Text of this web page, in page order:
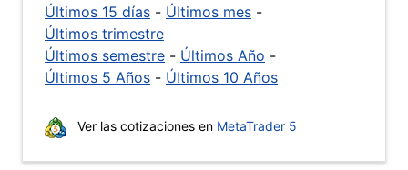
Últimos 15 días - Últimos mes -
Últimos trimestre
Últimos semestre - Últimos Año -
Últimos 5 Años - Últimos 10 Años
Ver las cotizaciones en MetaTrader 5